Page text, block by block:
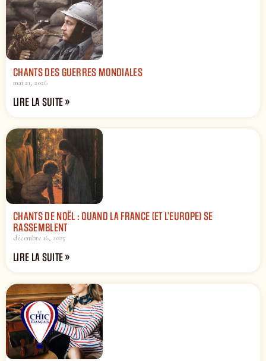
CHANTS DES GUERRES MONDIALES
mai 21, 2026
LIRE LA SUITE »
CHANTS DE NOËL : QUAND LA FRANCE (ET L’EUROPE) SE
RASSEMBLENT
décembre 16, 2025
LIRE LA SUITE »